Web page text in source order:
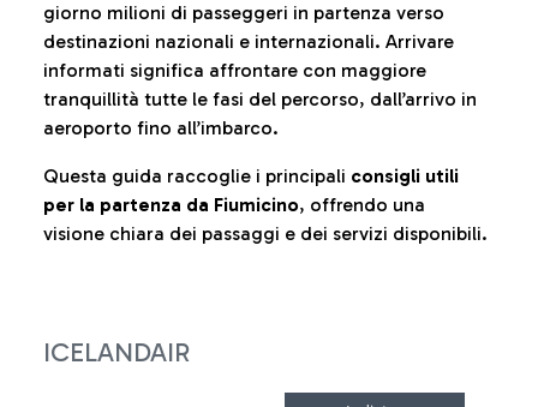
giorno milioni di passeggeri in partenza verso
destinazioni nazionali e internazionali. Arrivare
informati significa affrontare con maggiore
tranquillità tutte le fasi del percorso, dall’arrivo in
aeroporto fino all’imbarco.
Questa guida raccoglie i principali consigli utili
per la partenza da Fiumicino, offrendo una
visione chiara dei passaggi e dei servizi disponibili.
ICELANDAIR